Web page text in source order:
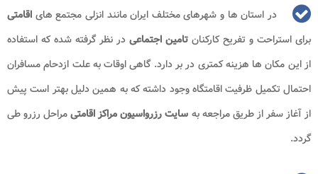
در استان ها و شهرهای مختلف ایران مانند انزلی مجتمع های اقامتی
برای استراحت و تفریح کارکنان تامین اجتماعی در نظر گرفته شده که استفاده
از این مکان ها هزینه کمتری در بر دارد. گاهی اوقات به علت ازدحام مسافران
احتمال تکمیل ظرفیت اقامتگاه وجود داشته که به همین دلیل بهتر است پیش
از آغاز سفر از طریق مراجعه به سایت رزرواسیون مراکز اقامتیمراحل رزرو طی
گردد.